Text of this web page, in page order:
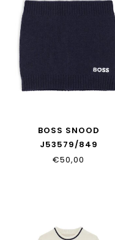
BOSS SNOOD
J53579/849
€50,00